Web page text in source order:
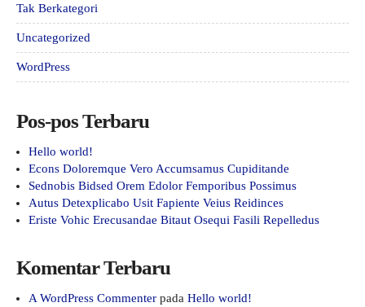
Tak Berkategori
Uncategorized
WordPress
Pos-pos Terbaru
Hello world!
Econs Doloremque Vero Accumsamus Cupiditande
Sednobis Bidsed Orem Edolor Femporibus Possimus
Autus Detexplicabo Usit Fapiente Veius Reidinces
Eriste Vohic Erecusandae Bitaut Osequi Fasili Repelledus
Komentar Terbaru
A WordPress Commenter pada Hello world!